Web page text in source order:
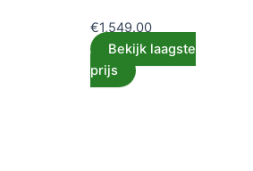
€1,549.00
Bekijk laagste
prijs